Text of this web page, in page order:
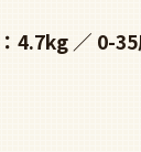
4.7kg
0-